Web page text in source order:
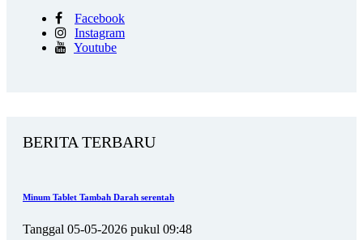
Facebook
Instagram
Youtube
BERITA TERBARU
Minum Tablet Tambah Darah serentah
Tanggal 05-05-2026 pukul 09:48